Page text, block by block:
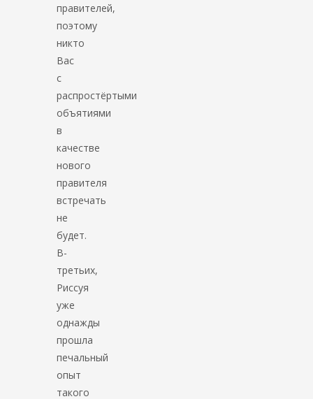
правителей,
поэтому
никто
Вас
с
распростёртыми
объятиями
в
качестве
нового
правителя
встречать
не
будет.
В-
третьих,
Риссуя
уже
однажды
прошла
печальный
опыт
такого